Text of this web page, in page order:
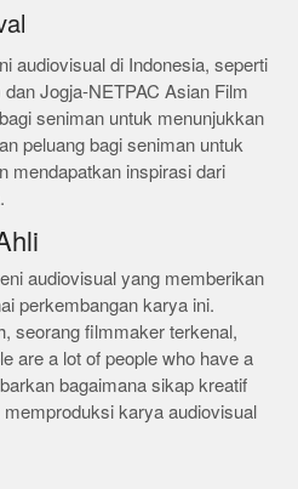
audiovisual di Indonesia, seperti
Jogja-NETPAC Asian Film
seniman untuk menunjukkan
peluang bagi seniman untuk
mendapatkan inspirasi dari
audiovisual yang memberikan
perkembangan karya ini.
seorang filmmaker terkenal,
are a lot of people who have a
bagaimana sikap kreatif
karya audiovisual